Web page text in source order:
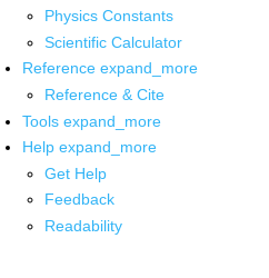
Physics Constants
Scientific Calculator
Reference expand_more
Reference & Cite
Tools expand_more
Help expand_more
Get Help
Feedback
Readability